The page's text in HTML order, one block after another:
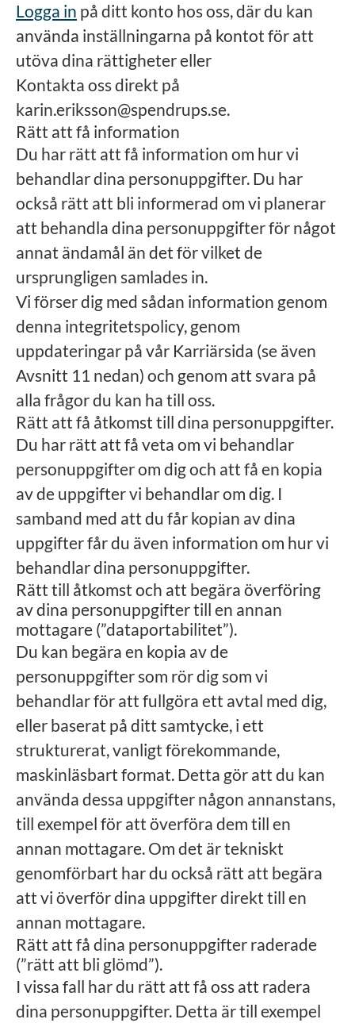
Logga in på ditt konto hos oss, där du kan
använda inställningarna på kontot för att
utöva dina rättigheter eller
Kontakta oss direkt på
karin.eriksson@spendrups.se.
Rätt att få information
Du har rätt att få information om hur vi
behandlar dina personuppgifter. Du har
också rätt att bli informerad om vi planerar
att behandla dina personuppgifter för något
annat ändamål än det för vilket de
ursprungligen samlades in.
Vi förser dig med sådan information genom
denna integritetspolicy, genom
uppdateringar på vår Karriärsida (se även
Avsnitt 11 nedan) och genom att svara på
alla frågor du kan ha till oss.
Rätt att få åtkomst till dina personuppgifter.
Du har rätt att få veta om vi behandlar
personuppgifter om dig och att få en kopia
av de uppgifter vi behandlar om dig. I
samband med att du får kopian av dina
uppgifter får du även information om hur vi
behandlar dina personuppgifter.
Rätt till åtkomst och att begära överföring
av dina personuppgifter till en annan
mottagare (”dataportabilitet”).
Du kan begära en kopia av de
personuppgifter som rör dig som vi
behandlar för att fullgöra ett avtal med dig,
eller baserat på ditt samtycke, i ett
strukturerat, vanligt förekommande,
maskinläsbart format. Detta gör att du kan
använda dessa uppgifter någon annanstans,
till exempel för att överföra dem till en
annan mottagare. Om det är tekniskt
genomförbart har du också rätt att begära
att vi överför dina uppgifter direkt till en
annan mottagare.
Rätt att få dina personuppgifter raderade
(”rätt att bli glömd”).
I vissa fall har du rätt att få oss att radera
dina personuppgifter. Detta är till exempel